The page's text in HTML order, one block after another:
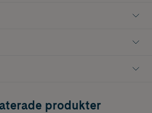
ge en jämnare och mer hållbar makeup.
produkter